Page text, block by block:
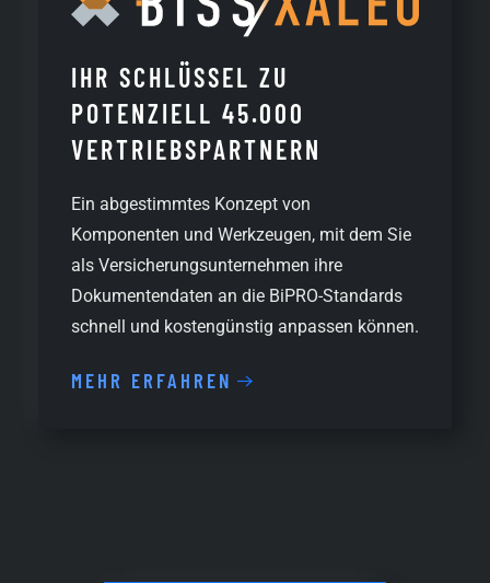
IHR SCHLÜSSEL ZU
POTENZIELL 45.000
VERTRIEBSPARTNERN
Ein abgestimmtes Konzept von
Komponenten und Werkzeugen, mit dem Sie
als Versicherungsunternehmen ihre
Dokumentendaten an die BiPRO-Standards
schnell und kostengünstig anpassen können.
MEHR ERFAHREN